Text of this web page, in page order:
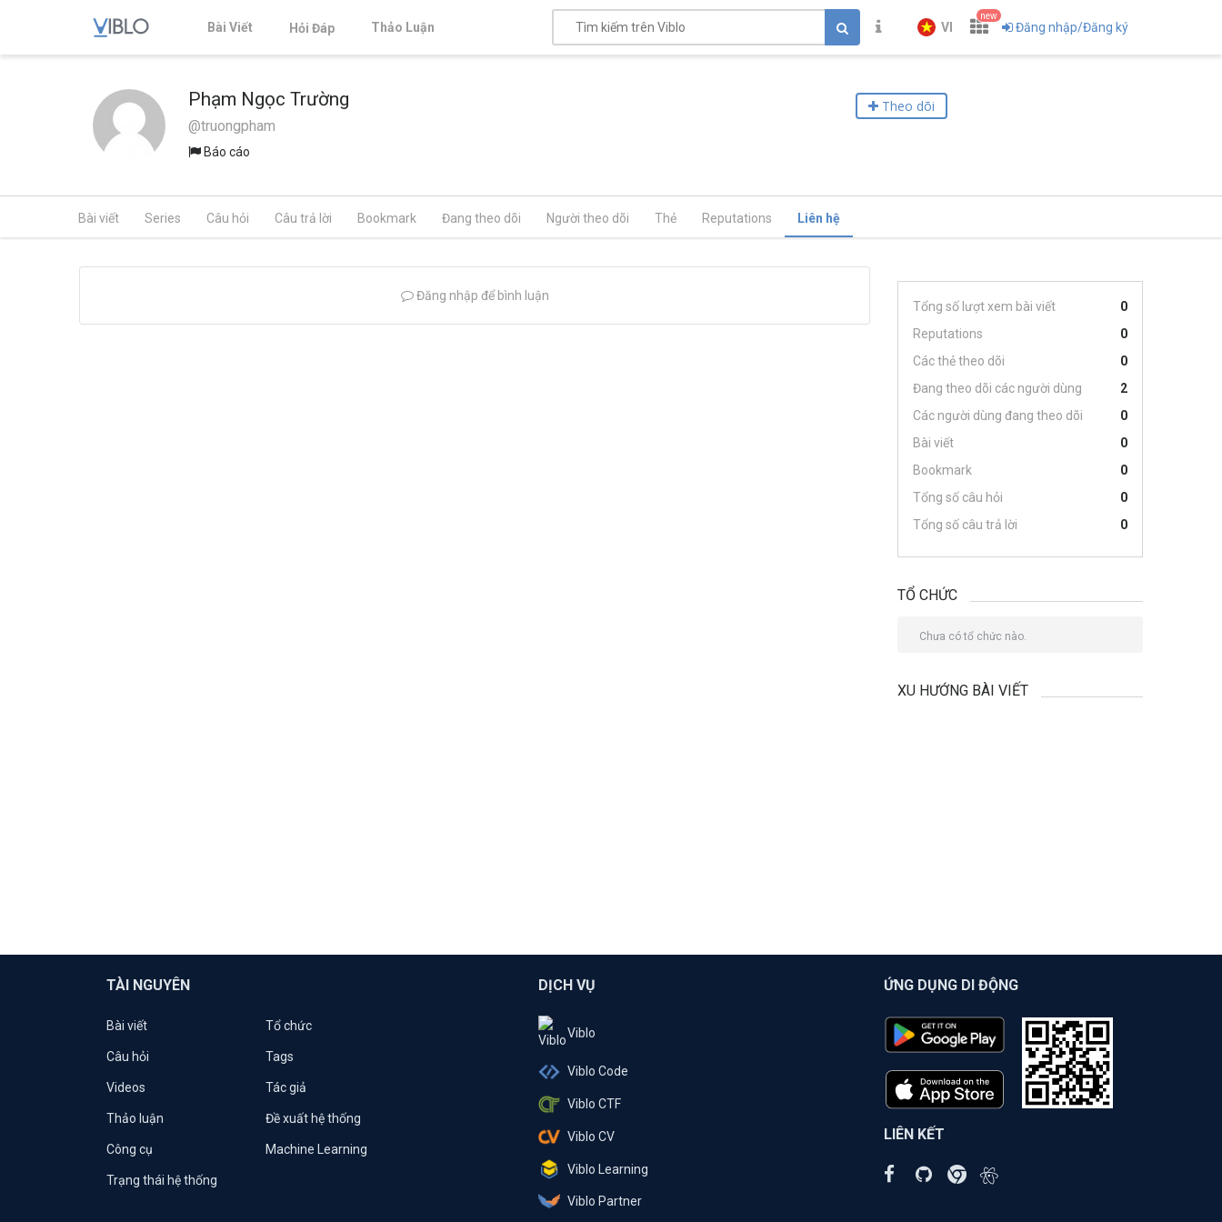
Bài Viết Hỏi Đáp Thảo Luận VI
new
Đăng nhập/Đăng ký
Phạm Ngọc Trường
@truongpham
Báo cáo
Theo dõi
Bài viết Series Câu hỏi Câu trả lời Bookmark Đang theo dõi Người theo dõi Thẻ Reputations Liên hệ
Đăng nhập để bình luận
Tổng số lượt xem bài viết
0
Reputations
0
Các thẻ theo dõi
0
Đang theo dõi các người dùng
2
Các người dùng đang theo dõi
0
Bài viết
0
Bookmark
0
Tổng số câu hỏi
0
Tổng số câu trả lời
0
TỔ CHỨC
Chưa có tổ chức nào.
XU HƯỚNG BÀI VIẾT
TÀI NGUYÊN
Bài viết Tổ chức
Câu hỏi Tags
Videos Tác giả
Thảo luận Đề xuất hệ thống
Công cụ Machine Learning
Trạng thái hệ thống
DỊCH VỤ
Viblo
Viblo Code
Viblo CTF
Viblo CV
Viblo Learning
Viblo Partner
ỨNG DỤNG DI ĐỘNG
LIÊN KẾT